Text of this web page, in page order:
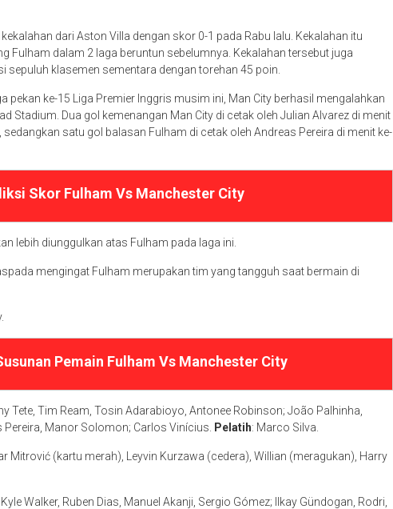
dari Aston Villa dengan skor 0-1 pada Rabu lalu. Kekalahan itu
Fulham dalam 2 laga beruntun sebelumnya. Kekalahan tersebut juga
sepuluh klasemen sementara dengan torehan 45 poin.
pekan ke-15 Liga Premier Inggris musim ini, Man City berhasil mengalahkan
Stadium. Dua gol kemenangan Man City di cetak oleh Julian Alvarez di menit
sedangkan satu gol balasan Fulham di cetak oleh Andreas Pereira di menit ke-
Skor Fulham Vs Manchester City
lebih diunggulkan atas Fulham pada laga ini.
mengingat Fulham merupakan tim yang tangguh saat bermain di
Pemain Fulham Vs Manchester City
Tete, Tim Ream, Tosin Adarabioyo, Antonee Robinson; João Palhinha,
Pereira, Manor Solomon; Carlos Vinícius.
Pelatih: Marco Silva.
Mitrović (kartu merah), Leyvin Kurzawa (cedera), Willian (meragukan), Harry
Walker, Ruben Dias, Manuel Akanji, Sergio Gómez; Ilkay Gündogan, Rodri,